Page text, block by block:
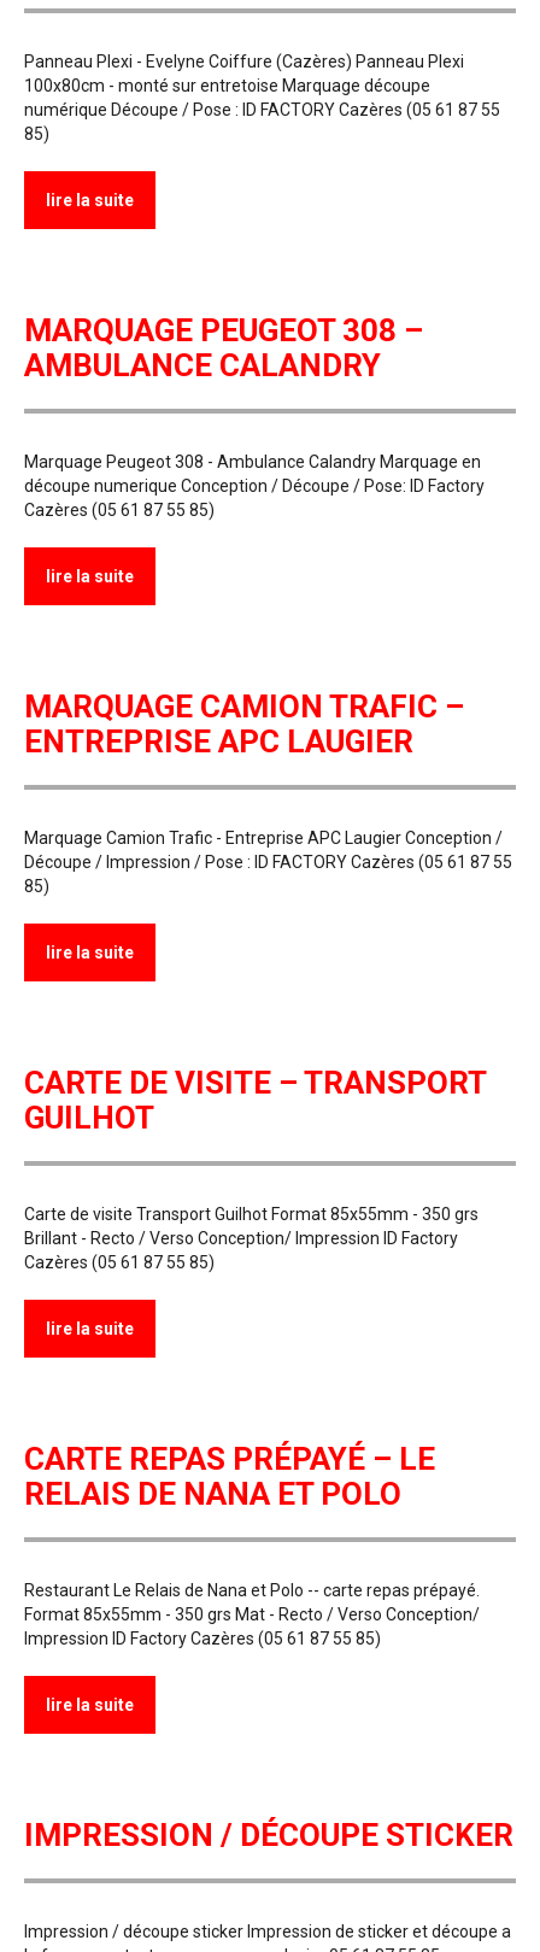
Panneau Plexi - Evelyne Coiffure (Cazères) Panneau Plexi
100x80cm - monté sur entretoise Marquage découpe
numérique Découpe / Pose : ID FACTORY Cazères (05 61 87 55
85)
lire la suite
MARQUAGE PEUGEOT 308 –
AMBULANCE CALANDRY
Marquage Peugeot 308 - Ambulance Calandry Marquage en
découpe numerique Conception / Découpe / Pose: ID Factory
Cazères (05 61 87 55 85)
lire la suite
MARQUAGE CAMION TRAFIC –
ENTREPRISE APC LAUGIER
Marquage Camion Trafic - Entreprise APC Laugier Conception /
Découpe / Impression / Pose : ID FACTORY Cazères (05 61 87 55
85)
lire la suite
CARTE DE VISITE – TRANSPORT
GUILHOT
Carte de visite Transport Guilhot Format 85x55mm - 350 grs
Brillant - Recto / Verso Conception/ Impression ID Factory
Cazères (05 61 87 55 85)
lire la suite
CARTE REPAS PRÉPAYÉ – LE
RELAIS DE NANA ET POLO
Restaurant Le Relais de Nana et Polo -- carte repas prépayé.
Format 85x55mm - 350 grs Mat - Recto / Verso Conception/
Impression ID Factory Cazères (05 61 87 55 85)
lire la suite
IMPRESSION / DÉCOUPE STICKER
Impression / découpe sticker Impression de sticker et découpe a